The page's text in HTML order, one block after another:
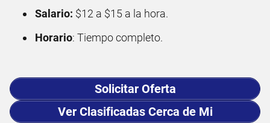
Salario: $12 a $15 a la hora.
Horario: Tiempo completo.
Solicitar Oferta
Ver Clasificadas Cerca de Mi